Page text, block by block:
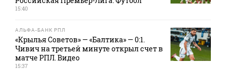
15:40
АЛЬФА-БАНК РПЛ
«Крылья Советов» — «Балтика» — 0:1.
Чивич на третьей минуте открыл счет в
матче РПЛ. Видео
15:37